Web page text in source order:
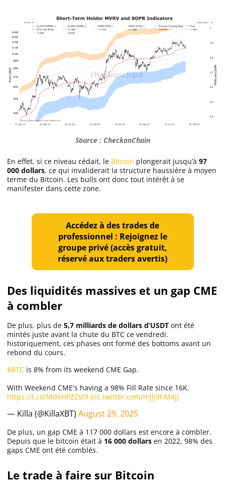
Dogecoin (DOGE)
Binance Coin (BNB)
Trading
C’est quoi ?
Apprendre
Meilleurs wallets
Source : CheckonChain
En effet, si ce niveau cédait, le Bitcoin plongerait jusqu’à 97
000 dollars, ce qui invaliderait la structure haussière à moyen
terme du Bitcoin. Les bulls ont donc tout intérêt à se
manifester dans cette zone.
Accédez à des trades de
professionnel : Rejoignez le
groupe privé (accès gratuit,
réservé aux traders avertis)
Des liquidités massives et un gap CME
à combler
De plus, plus de 5,7 milliards de dollars d’USDT ont été
mintés juste avant la chute du BTC ce vendredi.
historiquement, ces phases ont formé des bottoms avant un
rebond du cours.
$BTC is 8% from its weekend CME Gap.
With Weekend CME's having a 98% Fill Rate since 16K.
https://t.co/Md6HPZZst9 pic.twitter.com/mJlj9hM4jJ
— Killa (@KillaXBT) August 29, 2025
De plus, un gap CME à 117 000 dollars est encore à combler.
Depuis que le bitcoin était à 16 000 dollars en 2022, 98% des
gaps CME ont été comblés.
Le trade à faire sur Bitcoin